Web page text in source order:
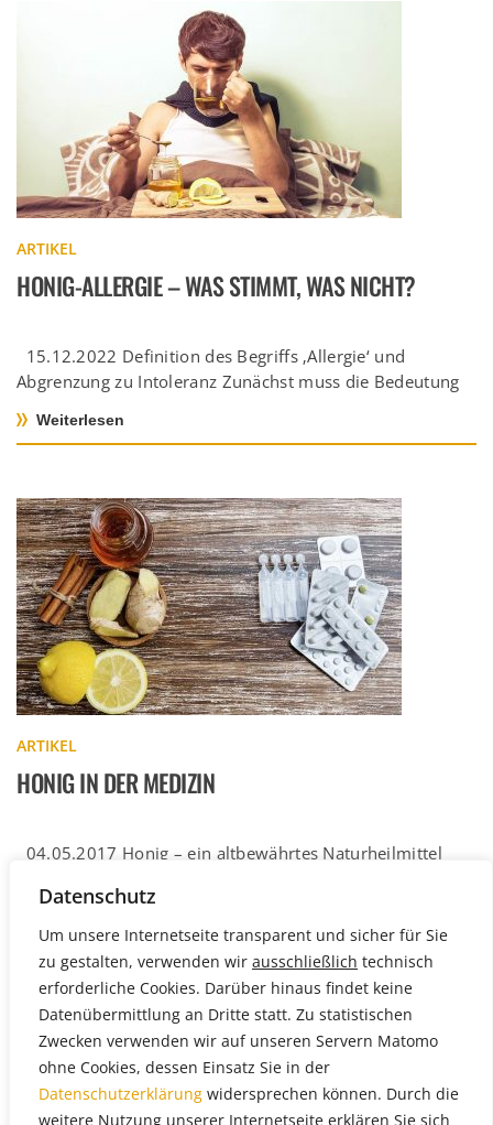
Datenschutz
Um unsere Internetseite transparent und sicher für Sie
zu gestalten, verwenden wir ausschließlich technisch
erforderliche Cookies. Darüber hinaus findet keine
Datenübermittlung an Dritte statt. Zu statistischen
Zwecken verwenden wir auf unseren Servern Matomo
ohne Cookies, dessen Einsatz Sie in der
Datenschutzerklärung widersprechen können. Durch die
weitere Nutzung unserer Internetseite erklären Sie sich
ARTIKEL
HONIG-ALLERGIE – WAS STIMMT, WAS NICHT?
15.12.2022 Definition des Begriffs ‚Allergie‘ und
Abgrenzung zu Intoleranz Zunächst muss die Bedeutung
Weiterlesen
ARTIKEL
HONIG IN DER MEDIZIN
04.05.2017 Honig – ein altbewährtes Naturheilmittel
Chinesen die wertvollen […]